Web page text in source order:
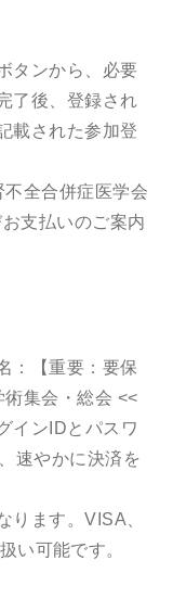
タンから、必要
了後、登録され
載された参加登
全合併症医学会
支払いのご案内
：【重要：要保
集会・総会 <<
インIDとパスワ
速やかに決済を
ります。VISA、
い可能です。